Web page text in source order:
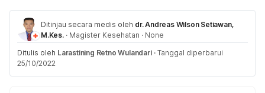
Ditinjau secara medis oleh dr. Andreas Wilson Setiawan,
M.Kes. · Magister Kesehatan · None
Ditulis oleh Larastining Retno Wulandari · Tanggal diperbarui
25/10/2022